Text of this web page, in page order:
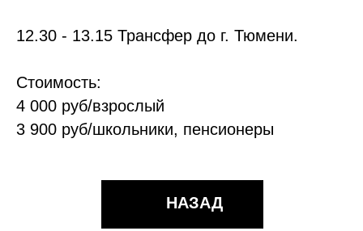
12.30 - 13.15 Трансфер до г. Тюмени.
Стоимость:
4 000 руб/взрослый
3 900 руб/школьники, пенсионеры
НАЗАД